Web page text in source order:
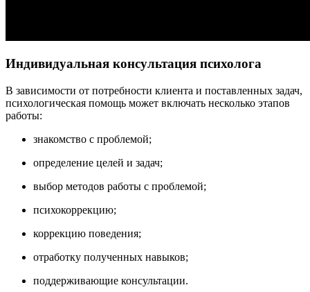
Индивидуальная консультация психолога
В зависимости от потребности клиента и поставленных задач,
психологическая помощь может включать несколько этапов
работы:
знакомство с проблемой;
определение целей и задач;
выбор методов работы с проблемой;
психокоррекцию;
коррекцию поведения;
отработку полученных навыков;
поддерживающие консультации.